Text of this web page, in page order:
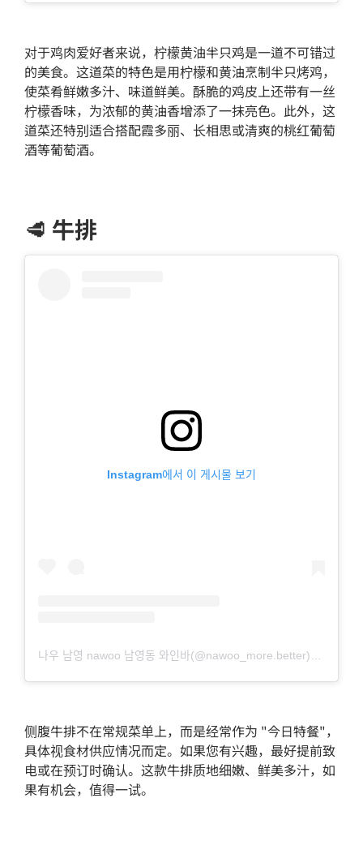
对于鸡肉爱好者来说，柠檬黄油半只鸡是一道不可错过
的美食。这道菜的特色是用柠檬和黄油烹制半只烤鸡，
使菜肴鲜嫩多汁、味道鲜美。酥脆的鸡皮上还带有一丝
柠檬香味，为浓郁的黄油香增添了一抹亮色。此外，这
道菜还特别适合搭配霞多丽、长相思或清爽的桃红葡萄
酒等葡萄酒。
🥩 牛排
Instagram에서 이 게시물 보기
侧腹牛排不在常规菜单上，而是经常作为 "今日特餐"，
具体视食材供应情况而定。如果您有兴趣，最好提前致
电或在预订时确认。这款牛排质地细嫩、鲜美多汁，如
果有机会，值得一试。